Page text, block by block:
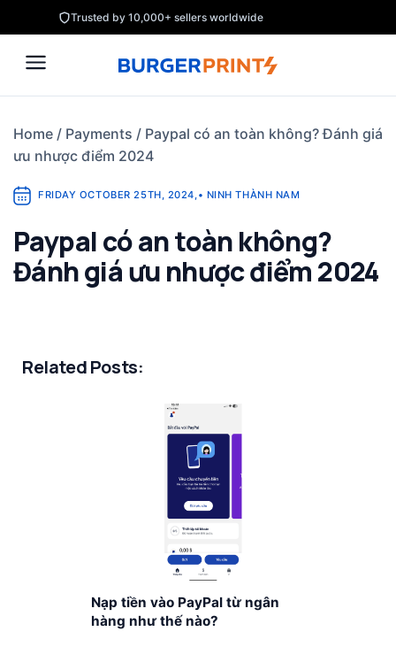
to
content
Trusted by 10,000+ sellers worldwide
Home / Payments / Paypal có an toàn không? Đánh giá
ưu nhược điểm 2024
FRIDAY OCTOBER 25TH, 2024,• NINH THÀNH NAM
Paypal có an toàn không?
Đánh giá ưu nhược điểm 2024
Related Posts:
Nạp tiền vào PayPal từ ngân
hàng như thế nào?